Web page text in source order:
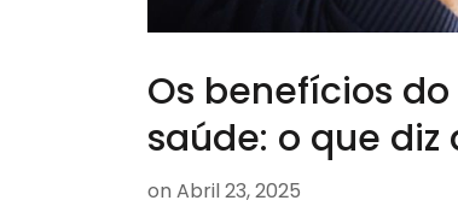
Os benefícios do
saúde: o que diz
on Abril 23, 2025